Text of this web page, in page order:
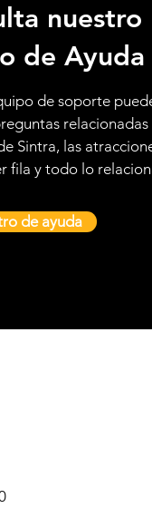
nuestro
de Ayuda
de soporte
Sintra, las
fila y todo lo
de ayuda